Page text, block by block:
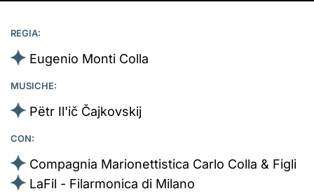
REGIA:
Eugenio Monti Colla
MUSICHE:
Pëtr Il'ič Čajkovskij
CON:
Compagnia Marionettistica Carlo Colla & Figli
LaFil - Filarmonica di Milano